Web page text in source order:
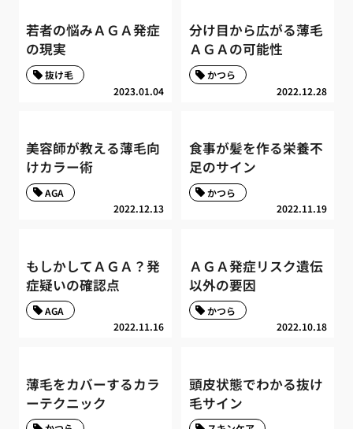
若者の悩みＡＧＡ発症
の現実
2023.01.04
抜け毛
分け目から広がる薄毛
ＡＧＡの可能性
2022.12.28
かつら
美容師が教える薄毛向
けカラー術
2022.12.13
AGA
食事が髪を作る栄養不
足のサイン
2022.11.19
かつら
もしかしてＡＧＡ？発
症疑いの確認点
2022.11.16
AGA
ＡＧＡ発症リスク遺伝
以外の要因
2022.10.18
かつら
薄毛をカバーするカラ
ーテクニック
頭皮状態でわかる抜け
毛サイン